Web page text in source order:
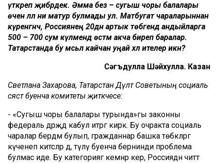
үткәреп җибәрдек. Әмма без – сугыш чоры балалары
өчен әллә ни матур булмады ул. Матбугат чараларыннан
күренгәнчә, Россиянең 20дән артык төбәгендә андыйларга
500 – 700 сум күләмендә өстәмә акча биреп баралар.
Татарстанда бу мәсьәлә кайчан уңай хәл ителер икән?
Сәгъдулла Шәйхулла. Казан
Светлана Захарова, Татарстан Дәүләт Советының социаль
сәясәт буенча комитеты җитәкчесе:
- «Сугыш чоры балалары турында»гы законны
федераль дәрәҗәдә кабул итәргә кирәк. Бу очракта социаль
чаралар бердәм булып, гражданнар башка төбәкләргә
күченеп китсәләр дә, түләү буенча бернинди проблема
булмас иде. Бу категориягә кемнәр керә, Россиядән читтә